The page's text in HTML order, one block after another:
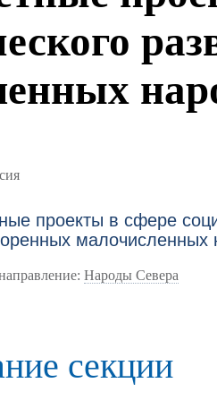
проекты в сфере
Народы Севера
секции